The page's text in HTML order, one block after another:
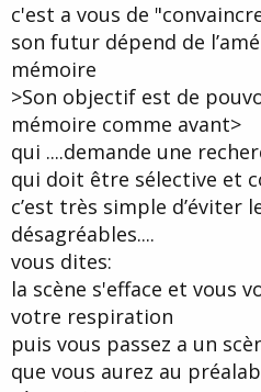
c'est a vous de
son futur dépend de
mémoire
>Son objectif est de
mémoire comme avant>
qui ....demande une
qui doit être sélective et
c’est très simple d’éviter
désagréables....
vous dites:
la scène s'efface et vous
votre respiration
puis vous passez a un
que vous aurez au